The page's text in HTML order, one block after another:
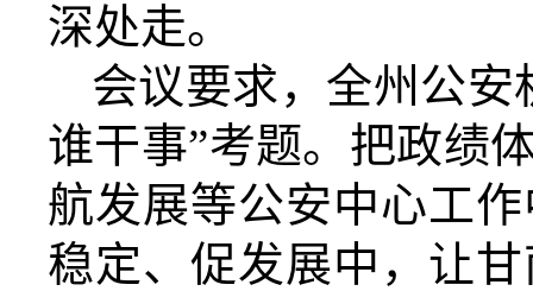
深处走。
会议要求，全州公安
谁干事”考题。 把政绩
航发展等公安中心工
稳定、促发展中，让